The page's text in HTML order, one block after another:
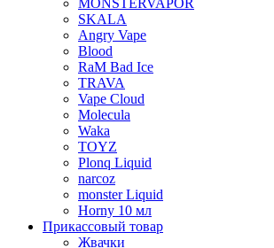
MONSTERVAPOR
SKALA
Angry Vape
Blood
RaM Bad Ice
TRAVA
Vape Cloud
Molecula
Waka
TOYZ
Plonq Liquid
narcoz
monster Liquid
Horny 10 мл
Прикассовый товар
Жвачки